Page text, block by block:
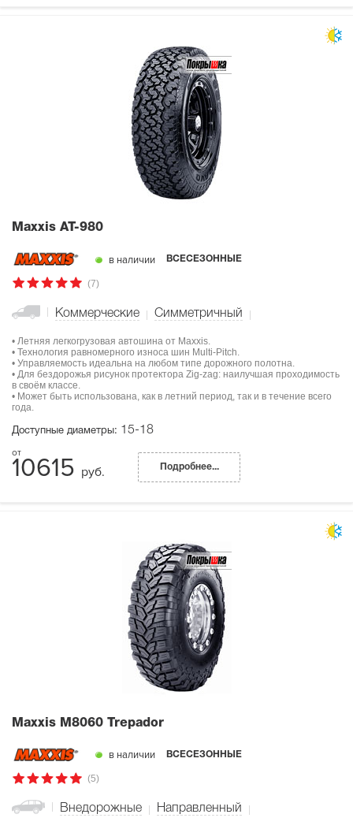
Maxxis AT-980
в наличии ВСЕСЕЗОННЫЕ
(7)
Коммерческие Симметричный
• Летняя легкогрузовая автошина от Maxxis.
• Технология равномерного износа шин Multi-Pitch.
• Управляемость идеальна на любом типе дорожного полотна.
• Для бездорожья рисунок протектора Zig-zag: наилучшая проходимость
в своём классе.
• Может быть использована, как в летний период, так и в течение всего
года.
Доступные диаметры: 15-18
10615 руб. Подробнее...
Maxxis M8060 Trepador
в наличии ВСЕСЕЗОННЫЕ
(5)
Внедорожные Направленный